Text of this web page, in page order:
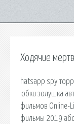
Ходячие
hatsapp spy
юбки золушка
фильмов Online-
фильмы 2019